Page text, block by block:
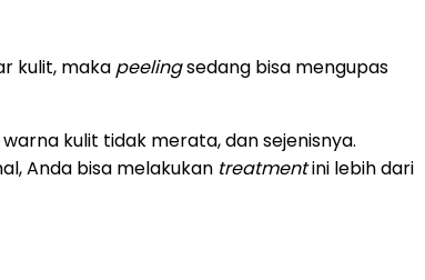
kulit, maka peelingsedang bisa mengupas
kulit tidak merata, dan sejenisnya.
Anda bisa melakukan treatmentini lebih dari